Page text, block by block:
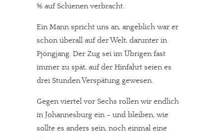
% auf Schienen verbracht.
Ein Mann spricht uns an, angeblich war er
schon überall auf der Welt, darunter in
Pjöngjang. Der Zug sei im Übrigen fast
immer zu spät, auf der Hinfahrt seien es
drei Stunden Verspätung gewesen.
Gegen viertel vor Sechs rollen wir endlich
in Johannesburg ein – und bleiben, wie
sollte es anders sein, noch einmal eine